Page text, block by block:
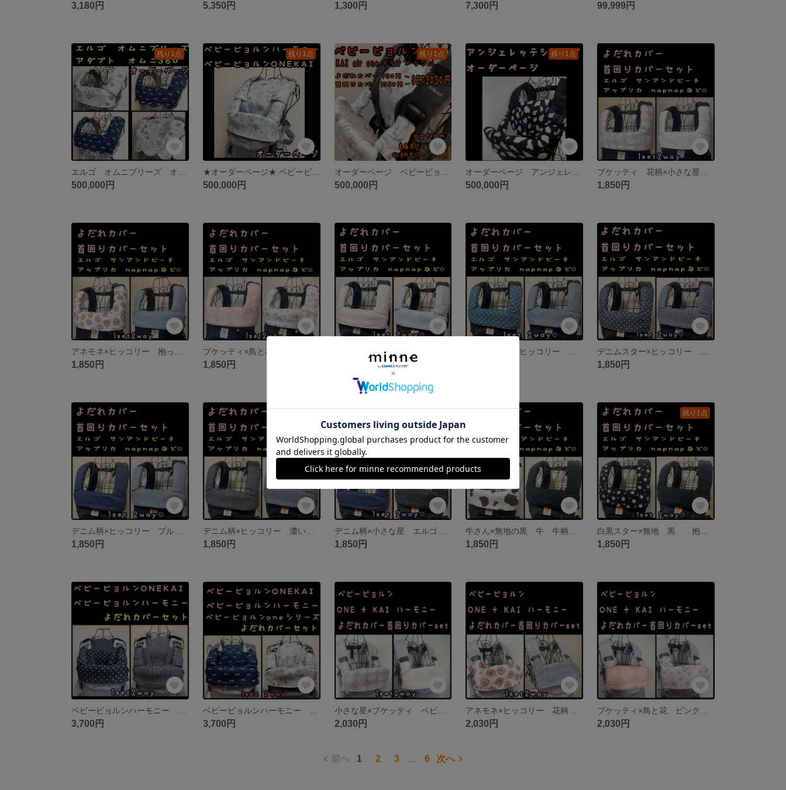
3,180円 5,350円 1,300円 7,300円 99,999円
残り1点
500,000円
残り1点
★オーダーページ★ ベビービョルンハーモニー ベビービョルンone KAI 抱っこ紐 よだれカバー 首回りカバー 胸元カバー 収納カバーなど☺︎
500,000円
残り1点
500,000円
残り1点
500,000円 1,850円
1,850円 1,850円 1,850円
1,850円 1,850円
デニム柄×小さな星 エルゴ アダプト オムニ360 オムニブリーズ napnap サンアンドビーチ OM-1 ポルバン アップリカ など 抱っこ紐 よだれカバー 首回りカバーセット
1,850円 1,850円
残り1点
1,850円
3,700円 3,700円
小さな星×プケッティ ベビービョルンone + air KAI ハーモニー 抱っこ紐 よだれカバー 首回りカバー 紫陽花 花柄 スター フラワー 抱っこひも
2,030円 2,030円 2,030円
前へ 1 2 3 6 次へ